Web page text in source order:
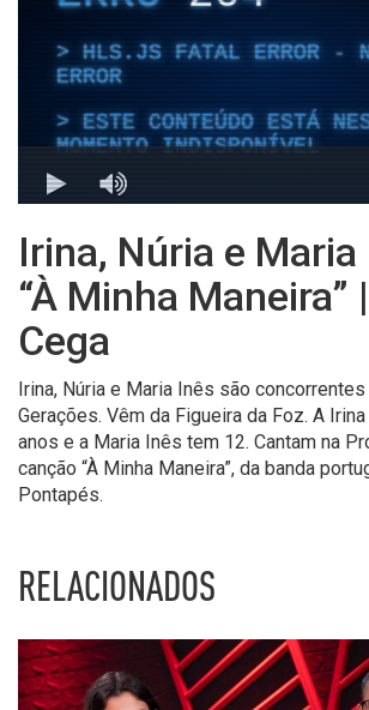
Irina, Núria e
“À Minha Maneira”
Cega
Irina, Núria e Maria Inês são
Gerações. Vêm da Figueira da Foz. A
anos e a Maria Inês tem 12. Cantam na
canção “À Minha Maneira”, da banda
Pontapés.
RELACIONADOS